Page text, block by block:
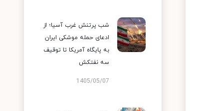
شب پرتنش غرب آسیا؛ از
ادعای حمله موشکی ایران
به پایگاه آمریکا تا توقیف
سه نفتکش
1405/05/07